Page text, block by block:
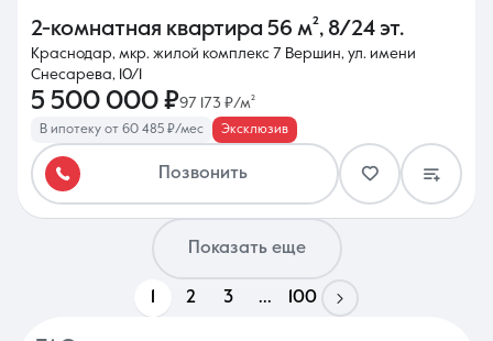
2-комнатная квартира 56 м², 8/24 эт.
Краснодар, мкр. жилой комплекс 7 Вершин, ул. имени
Снесарева, 10/1
5 500 000 ₽97 173 ₽/м²
В ипотеку от 60 485 ₽/мес Эксклюзив
Позвонить
Показать еще
1 2 3 ... 100